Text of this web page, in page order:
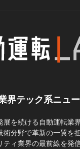
界テック系ニュ
展を続ける自動運転業
分野で革新の一翼を
ティ業界の最前線を発